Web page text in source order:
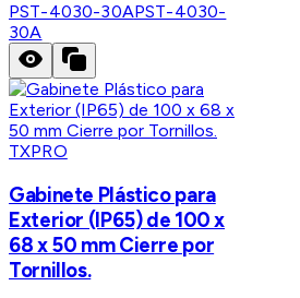
PST-4030-30APST-4030-
30A
TXPRO
Gabinete Plástico para
Exterior (IP65) de 100 x
68 x 50 mm Cierre por
Tornillos.